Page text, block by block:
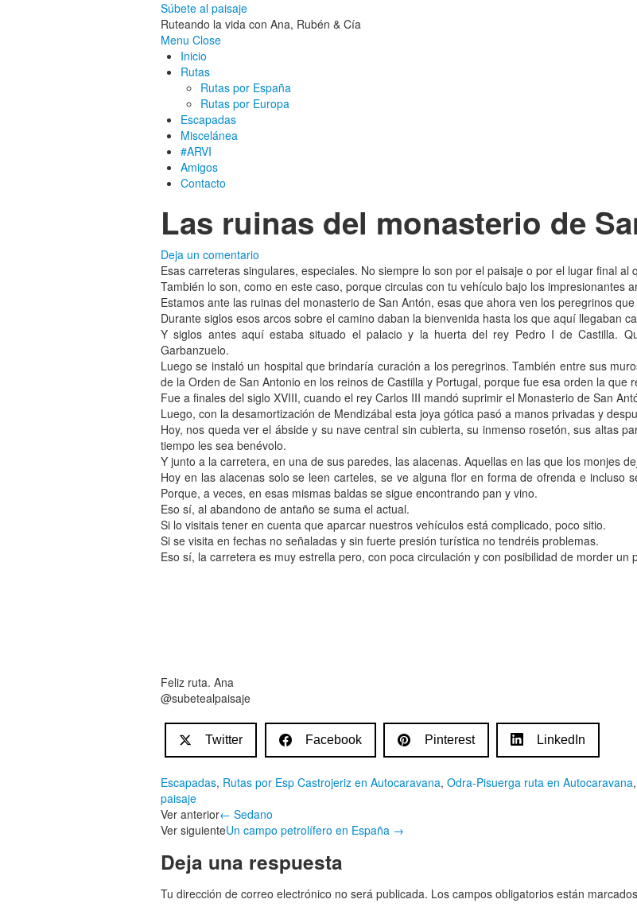
Súbete al paisaje
Ruteando la vida con Ana, Rubén & Cía
Menu Close
Inicio
Rutas
Rutas por España
Rutas por Europa
Escapadas
Miscelánea
#ARVI
Amigos
Contacto
Las ruinas del monasterio de
Deja un comentario
Esas carreteras singulares, especiales. No siempre lo son por el paisaje o por el lugar final al
También lo son, como en este caso, porque circulas con tu vehículo bajo los impresionantes
Estamos ante las ruinas del monasterio de San Antón, esas que ahora ven los peregrinos
Durante siglos esos arcos sobre el camino daban la bienvenida hasta los que aquí llegaban
Y siglos antes aquí estaba situado el palacio y la huerta del rey Pedro I de Castilla.
Garbanzuelo.
Luego se instaló un hospital que brindaría curación a los peregrinos. También entre sus
de la Orden de San Antonio en los reinos de Castilla y Portugal, porque fue esa orden la que
Fue a finales del siglo XVIII, cuando el rey Carlos III mandó suprimir el Monasterio de San
Luego, con la desamortización de Mendizábal esta joya gótica pasó a manos privadas y
Hoy, nos queda ver el ábside y su nave central sin cubierta, su inmenso rosetón, sus altas
tiempo les sea benévolo.
Y junto a la carretera, en una de sus paredes, las alacenas. Aquellas en las que los monjes
Hoy en las alacenas solo se leen carteles, se ve alguna flor en forma de ofrenda e incluso
Porque, a veces, en esas mismas baldas se sigue encontrando pan y vino.
Eso sí, al abandono de antaño se suma el actual.
Si lo visitais tener en cuenta que aparcar nuestros vehículos está complicado, poco sitio.
Si se visita en fechas no señaladas y sin fuerte presión turística no tendréis problemas.
Eso sí, la carretera es muy estrella pero, con poca circulación y con posibilidad de morder un
Feliz ruta. Ana
@subetealpaisaje
Twitter Facebook Pinterest LinkedIn
Escapadas, Rutas por Esp Castrojeriz en Autocaravana, Odra-Pisuerga ruta en Autocaravana,
paisaje
Navegación
de
entradas
Ver anterior← Sedano
Ver siguienteUn campo petrolífero en España →
Deja una respuesta
Tu dirección de correo electrónico no será publicada. Los campos obligatorios están